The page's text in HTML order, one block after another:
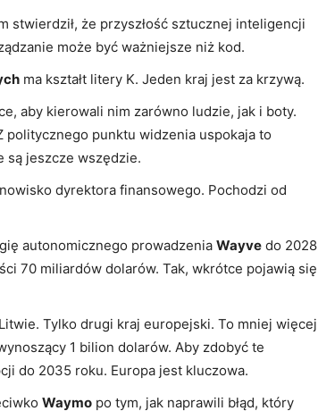
stwierdził, że przyszłość sztucznej inteligencji
może być ważniejsze niż kod.
ma kształt litery K. Jeden kraj jest za krzywą.
aby kierowali nim zarówno ludzie, jak i boty.
punktu widzenia uspokaja to
są jeszcze wszędzie.
dyrektora finansowego. Pochodzi od
autonomicznego prowadzenia Wayve do 2028
70 miliardów dolarów. Tak, wkrótce pojawią się
Tylko drugi kraj europejski. To mniej więcej
1 bilion dolarów. Aby zdobyć te
do 2035 roku. Europa jest kluczowa.
Waymo po tym, jak naprawili błąd, który